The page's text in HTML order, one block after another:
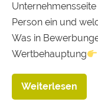
Person ein und
Was in
Wertbehauptung
Weiterlesen